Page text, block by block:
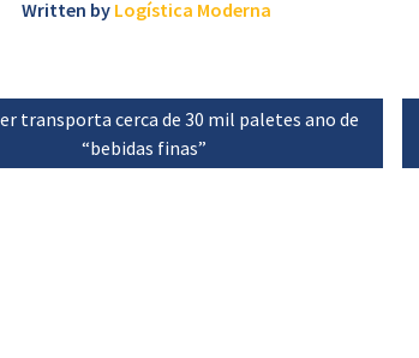
Written by Logística Moderna
transporta cerca de 30 mil paletes ano de
“bebidas finas”